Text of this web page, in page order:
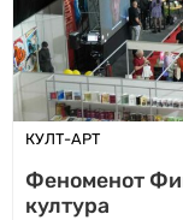
КУЛТ-АРТ
Феноменот
култура